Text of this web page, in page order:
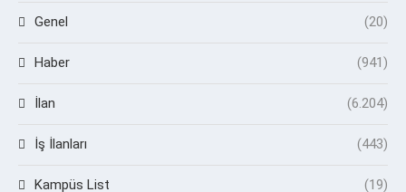
Genel (20)
Haber (941)
İlan (6.204)
İş İlanları (443)
Kampüs List (19)